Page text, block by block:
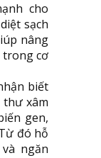
cho
sạch
nâng
trong cơ
biết
xâm
gen,
đó hỗ
ngăn